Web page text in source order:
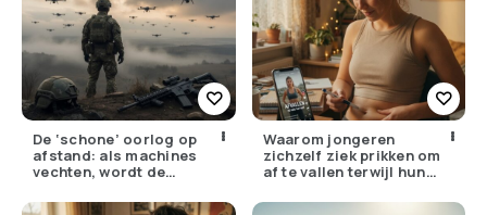
De ‘schone’ oorlog op
afstand: als machines
vechten, wordt de
lager
Waarom jongeren
zichzelf ziek prikken om
af te vallen terwijl hun
bellen